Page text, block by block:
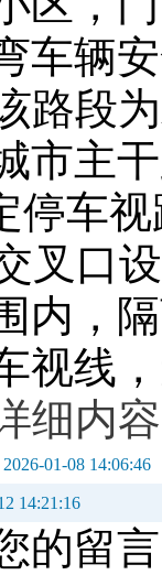
车辆
路段
市主
停车
叉口
内，
视线
细内
01-08 14:06:46
14:21:16
的留